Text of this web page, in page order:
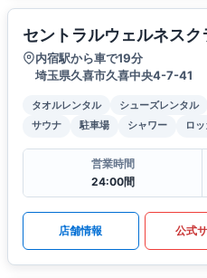
セントラルウェルネス
内宿駅から車で19分
埼玉県久喜市久喜中央4-7-41
タオルレンタル シューズレンタル
サウナ
駐車場 シャワー ロ
営業時間
24:00間
店舗情報 公式